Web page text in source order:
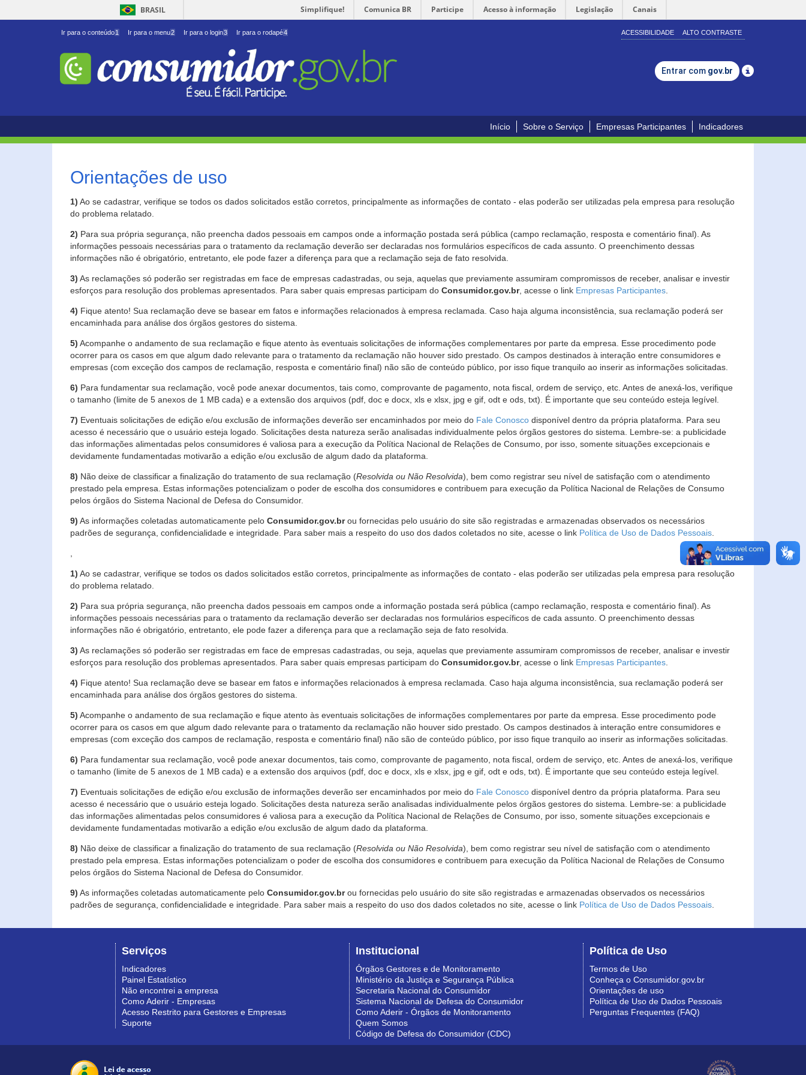
BRASIL Simplifique! Comunica BR Participe Acesso à informação Legislação Canais
Ir para o conteúdo1 Ir para o menu2 Ir para o login3 Ir para o rodapé4 ACESSIBILIDADE ALTO CONTRASTE
Entrar com gov.br
Início Sobre o Serviço Empresas Participantes Indicadores
Orientações de uso
1) Ao se cadastrar, verifique se todos os dados solicitados estão corretos, principalmente as informações de contato - elas poderão ser utilizadas pela empresa para resolução
do problema relatado.
2) Para sua própria segurança, não preencha dados pessoais em campos onde a informação postada será pública (campo reclamação, resposta e comentário final). As
informações pessoais necessárias para o tratamento da reclamação deverão ser declaradas nos formulários específicos de cada assunto. O preenchimento dessas
informações não é obrigatório, entretanto, ele pode fazer a diferença para que a reclamação seja de fato resolvida.
3) As reclamações só poderão ser registradas em face de empresas cadastradas, ou seja, aquelas que previamente assumiram compromissos de receber, analisar e investir
esforços para resolução dos problemas apresentados. Para saber quais empresas participam do Consumidor.gov.br, acesse o link Empresas Participantes
4) Fique atento! Sua reclamação deve se basear em fatos e informações relacionados à empresa reclamada. Caso haja alguma inconsistência, sua reclamação poderá ser
encaminhada para análise dos órgãos gestores do sistema.
5) Acompanhe o andamento de sua reclamação e fique atento às eventuais solicitações de informações complementares por parte da empresa. Esse procedimento pode
ocorrer para os casos em que algum dado relevante para o tratamento da reclamação não houver sido prestado. Os campos destinados à interação entre consumidores e
empresas (com exceção dos campos de reclamação, resposta e comentário final) não são de conteúdo público, por isso fique tranquilo ao inserir as informações solicitadas.
6) Para fundamentar sua reclamação, você pode anexar documentos, tais como, comprovante de pagamento, nota fiscal, ordem de serviço, etc. Antes de anexá-los, verifique
o tamanho (limite de 5 anexos de 1 MB cada) e a extensão dos arquivos (pdf, doc e docx, xls e xlsx, jpg e gif, odt e ods, txt). É importante que seu conteúdo esteja legível.
7) Eventuais solicitações de edição e/ou exclusão de informações deverão ser encaminhados por meio do Fale Conosco disponível dentro da própria plataforma. Para seu
acesso é necessário que o usuário esteja logado. Solicitações desta natureza serão analisadas individualmente pelos órgãos gestores do sistema. Lembre-se: a publicidade
das informações alimentadas pelos consumidores é valiosa para a execução da Política Nacional de Relações de Consumo, por isso, somente situações excepcionais e
devidamente fundamentadas motivarão a edição e/ou exclusão de algum dado da plataforma.
8) Não deixe de classificar a finalização do tratamento de sua reclamação (Resolvida ou Não Resolvida), bem como registrar seu nível de satisfação com o atendimento
prestado pela empresa. Estas informações potencializam o poder de escolha dos consumidores e contribuem para execução da Política Nacional de Relações de Consumo
pelos órgãos do Sistema Nacional de Defesa do Consumidor.
9) As informações coletadas automaticamente pelo Consumidor.gov.brou fornecidas pelo usuário do site são registradas e armazenadas observados os necessários
padrões de segurança, confidencialidade e integridade. Para saber mais a respeito do uso dos dados coletados no site, acesse o link Política de Uso de Dados Pessoais
1) Ao se cadastrar, verifique se todos os dados solicitados estão corretos, principalmente as informações de contato - elas poderão ser utilizadas pela empresa para resolução
do problema relatado.
2) Para sua própria segurança, não preencha dados pessoais em campos onde a informação postada será pública (campo reclamação, resposta e comentário final). As
informações pessoais necessárias para o tratamento da reclamação deverão ser declaradas nos formulários específicos de cada assunto. O preenchimento dessas
informações não é obrigatório, entretanto, ele pode fazer a diferença para que a reclamação seja de fato resolvida.
3) As reclamações só poderão ser registradas em face de empresas cadastradas, ou seja, aquelas que previamente assumiram compromissos de receber, analisar e investir
esforços para resolução dos problemas apresentados. Para saber quais empresas participam do Consumidor.gov.br, acesse o link Empresas Participantes
4) Fique atento! Sua reclamação deve se basear em fatos e informações relacionados à empresa reclamada. Caso haja alguma inconsistência, sua reclamação poderá ser
encaminhada para análise dos órgãos gestores do sistema.
5) Acompanhe o andamento de sua reclamação e fique atento às eventuais solicitações de informações complementares por parte da empresa. Esse procedimento pode
ocorrer para os casos em que algum dado relevante para o tratamento da reclamação não houver sido prestado. Os campos destinados à interação entre consumidores e
empresas (com exceção dos campos de reclamação, resposta e comentário final) não são de conteúdo público, por isso fique tranquilo ao inserir as informações solicitadas.
6) Para fundamentar sua reclamação, você pode anexar documentos, tais como, comprovante de pagamento, nota fiscal, ordem de serviço, etc. Antes de anexá-los, verifique
o tamanho (limite de 5 anexos de 1 MB cada) e a extensão dos arquivos (pdf, doc e docx, xls e xlsx, jpg e gif, odt e ods, txt). É importante que seu conteúdo esteja legível.
7) Eventuais solicitações de edição e/ou exclusão de informações deverão ser encaminhados por meio do Fale Conosco disponível dentro da própria plataforma. Para seu
acesso é necessário que o usuário esteja logado. Solicitações desta natureza serão analisadas individualmente pelos órgãos gestores do sistema. Lembre-se: a publicidade
das informações alimentadas pelos consumidores é valiosa para a execução da Política Nacional de Relações de Consumo, por isso, somente situações excepcionais e
devidamente fundamentadas motivarão a edição e/ou exclusão de algum dado da plataforma.
8) Não deixe de classificar a finalização do tratamento de sua reclamação (Resolvida ou Não Resolvida), bem como registrar seu nível de satisfação com o atendimento
prestado pela empresa. Estas informações potencializam o poder de escolha dos consumidores e contribuem para execução da Política Nacional de Relações de Consumo
pelos órgãos do Sistema Nacional de Defesa do Consumidor.
9) As informações coletadas automaticamente pelo Consumidor.gov.brou fornecidas pelo usuário do site são registradas e armazenadas observados os necessários
padrões de segurança, confidencialidade e integridade. Para saber mais a respeito do uso dos dados coletados no site, acesse o link Política de Uso de Dados Pessoais
Serviços
Indicadores
Painel Estatístico
Não encontrei a empresa
Como Aderir - Empresas
Acesso Restrito para Gestores e Empresas
Suporte
Institucional
Órgãos Gestores e de Monitoramento
Ministério da Justiça e Segurança Pública
Secretaria Nacional do Consumidor
Sistema Nacional de Defesa do Consumidor
Como Aderir - Órgãos de Monitoramento
Quem Somos
Código de Defesa do Consumidor (CDC)
Política de Uso
Termos de Uso
Conheça o Consumidor.gov.br
Orientações de uso
Política de Uso de Dados Pessoais
Perguntas Frequentes (FAQ)